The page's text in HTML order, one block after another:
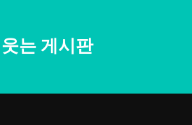
웃는 게시판